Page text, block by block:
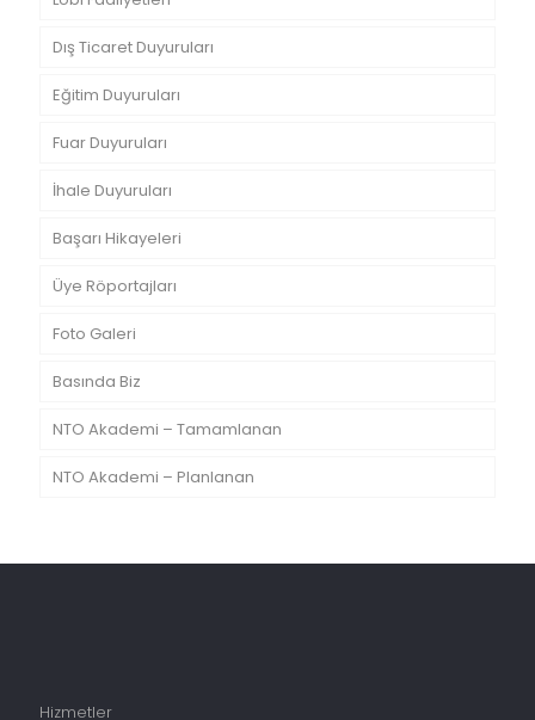
Dış Ticaret Duyuruları
Eğitim Duyuruları
Fuar Duyuruları
İhale Duyuruları
Başarı Hikayeleri
Üye Röportajları
Foto Galeri
Basında Biz
NTO Akademi – Tamamlanan
NTO Akademi – Planlanan
Hizmetler